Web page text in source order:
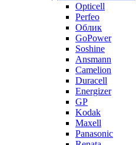
Opticell
Perfeo
Облик
GoPower
Soshine
Ansmann
Camelion
Duracell
Energizer
GP
Kodak
Maxell
Panasonic